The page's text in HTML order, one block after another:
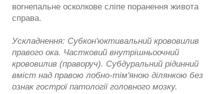
вогнепальне осколкове сліпе поранення живота
справа.
Ускладнення: Субкон'юктивальний крововилив
правого ока. Частковий внутрішньоочний
крововилив (праворуч). Субдуральний рідинний
вміст над правою лобно-тім'яною ділянкою без
ознак гострої патології головного мозку.